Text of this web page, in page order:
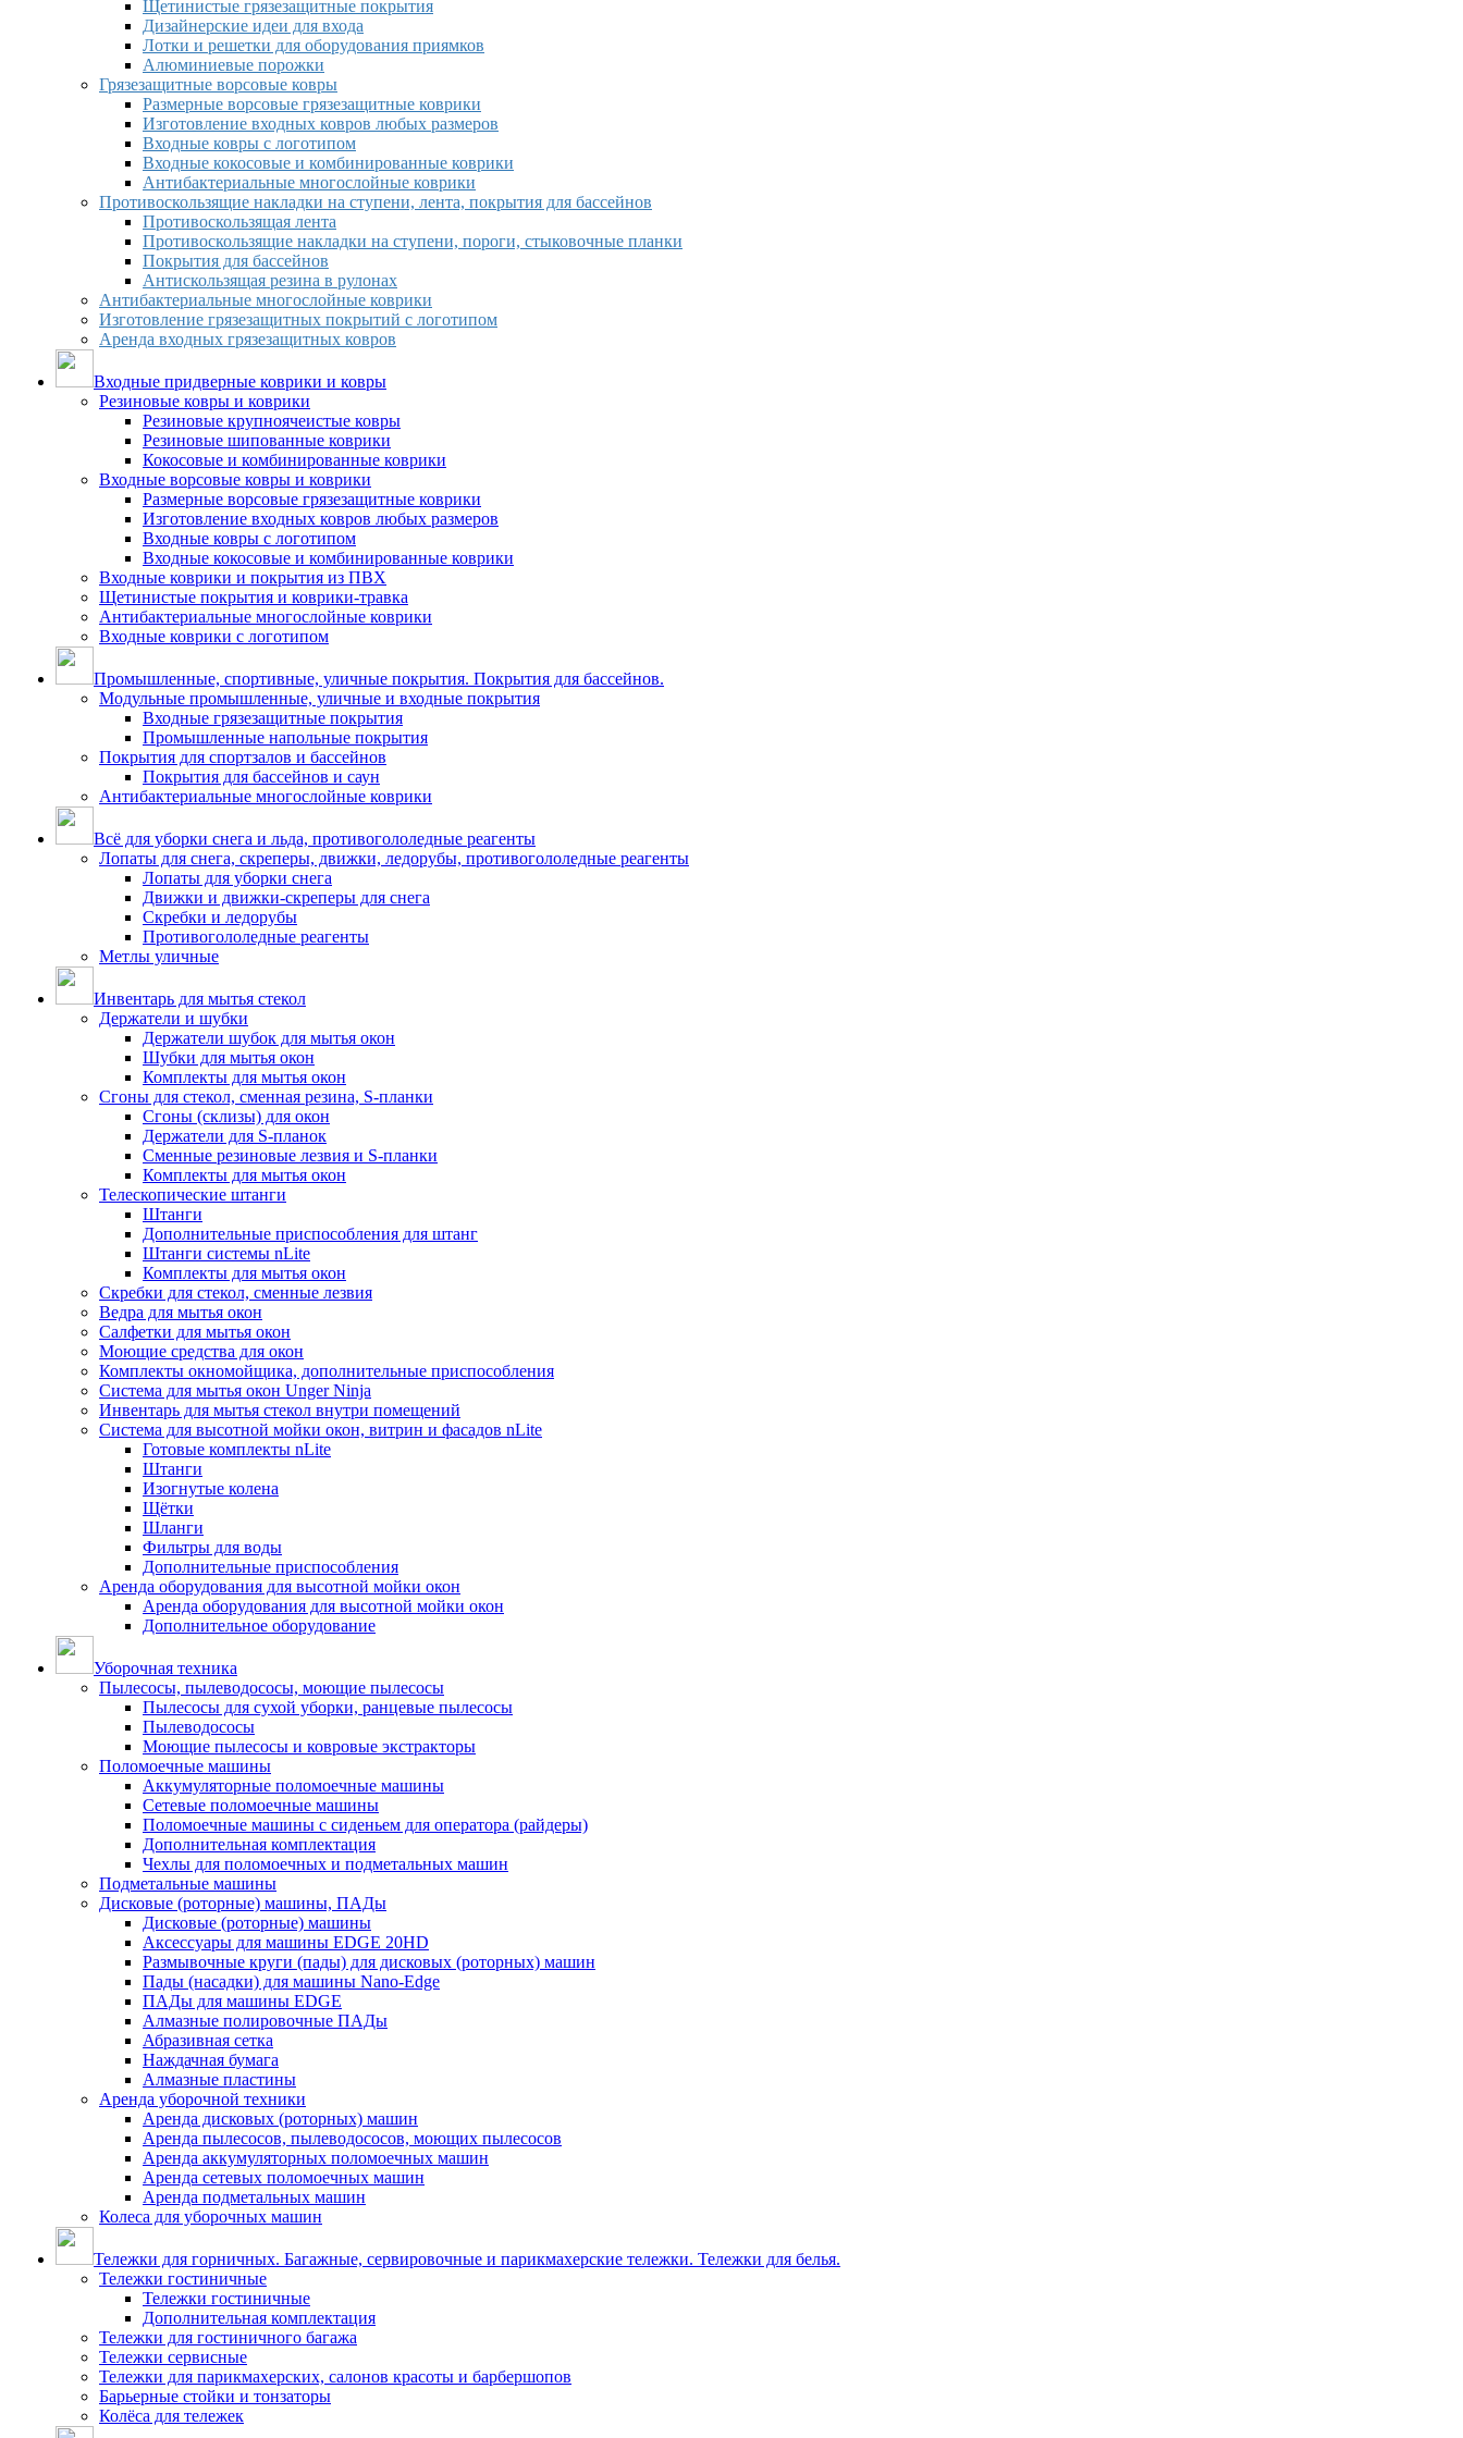
Щетинистые грязезащитные покрытия
Дизайнерские идеи для входа
Лотки и решетки для оборудования приямков
Алюминиевые порожки
Грязезащитные ворсовые ковры
Размерные ворсовые грязезащитные коврики
Изготовление входных ковров любых размеров
Входные ковры с логотипом
Входные кокосовые и комбинированные коврики
Антибактериальные многослойные коврики
Противоскользящие накладки на ступени, лента, покрытия для бассейнов
Противоскользящая лента
Противоскользящие накладки на ступени, пороги, стыковочные планки
Покрытия для бассейнов
Антискользящая резина в рулонах
Антибактериальные многослойные коврики
Изготовление грязезащитных покрытий с логотипом
Аренда входных грязезащитных ковров
Входные придверные коврики и ковры
Резиновые ковры и коврики
Резиновые крупноячеистые ковры
Резиновые шипованные коврики
Кокосовые и комбинированные коврики
Входные ворсовые ковры и коврики
Размерные ворсовые грязезащитные коврики
Изготовление входных ковров любых размеров
Входные ковры с логотипом
Входные кокосовые и комбинированные коврики
Входные коврики и покрытия из ПВХ
Щетинистые покрытия и коврики-травка
Антибактериальные многослойные коврики
Входные коврики с логотипом
Промышленные, спортивные, уличные покрытия. Покрытия для бассейнов.
Модульные промышленные, уличные и входные покрытия
Входные грязезащитные покрытия
Промышленные напольные покрытия
Покрытия для спортзалов и бассейнов
Покрытия для бассейнов и саун
Антибактериальные многослойные коврики
Всё для уборки снега и льда, противогололедные реагенты
Лопаты для снега, скреперы, движки, ледорубы, противогололедные реагенты
Лопаты для уборки снега
Движки и движки-скреперы для снега
Скребки и ледорубы
Противогололедные реагенты
Метлы уличные
Инвентарь для мытья стекол
Держатели и шубки
Держатели шубок для мытья окон
Шубки для мытья окон
Комплекты для мытья окон
Сгоны для стекол, сменная резина, S-планки
Сгоны (склизы) для окон
Держатели для S-планок
Сменные резиновые лезвия и S-планки
Комплекты для мытья окон
Телескопические штанги
Штанги
Дополнительные приспособления для штанг
Штанги системы nLite
Комплекты для мытья окон
Скребки для стекол, сменные лезвия
Ведра для мытья окон
Салфетки для мытья окон
Моющие средства для окон
Комплекты окномойщика, дополнительные приспособления
Система для мытья окон Unger Ninja
Инвентарь для мытья стекол внутри помещений
Система для высотной мойки окон, витрин и фасадов nLite
Готовые комплекты nLite
Штанги
Изогнутые колена
Щётки
Шланги
Фильтры для воды
Дополнительные приспособления
Аренда оборудования для высотной мойки окон
Аренда оборудования для высотной мойки окон
Дополнительное оборудование
Уборочная техника
Пылесосы, пылеводососы, моющие пылесосы
Пылесосы для сухой уборки, ранцевые пылесосы
Пылеводососы
Моющие пылесосы и ковровые экстракторы
Поломоечные машины
Аккумуляторные поломоечные машины
Сетевые поломоечные машины
Поломоечные машины с сиденьем для оператора (райдеры)
Дополнительная комплектация
Чехлы для поломоечных и подметальных машин
Подметальные машины
Дисковые (роторные) машины, ПАДы
Дисковые (роторные) машины
Аксессуары для машины EDGE 20HD
Размывочные круги (пады) для дисковых (роторных) машин
Пады (насадки) для машины Nano-Edge
ПАДы для машины EDGE
Алмазные полировочные ПАДы
Абразивная сетка
Наждачная бумага
Алмазные пластины
Аренда уборочной техники
Аренда дисковых (роторных) машин
Аренда пылесосов, пылеводососов, моющих пылесосов
Аренда аккумуляторных поломоечных машин
Аренда сетевых поломоечных машин
Аренда подметальных машин
Колеса для уборочных машин
Тележки для горничных. Багажные, сервировочные и парикмахерские тележки. Тележки для белья.
Тележки гостиничные
Тележки гостиничные
Дополнительная комплектация
Тележки для гостиничного багажа
Тележки сервисные
Тележки для парикмахерских, салонов красоты и барбершопов
Барьерные стойки и тонзаторы
Колёса для тележек